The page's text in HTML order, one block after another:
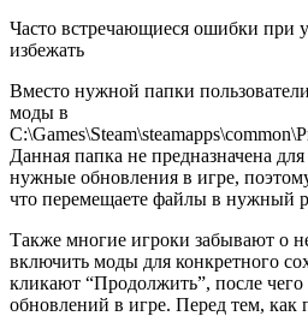
Часто встречающиеся ошибки при
избежать
Вместо нужной папки
моды в
Данная папка не предназначена
нужные обновления в игре, поэтому
что перемещаете файлы в нужный
Также многие игроки забывают о
включить моды для конкретного
кликают “Продолжить”, после
обновлений в игре. Перед тем, как